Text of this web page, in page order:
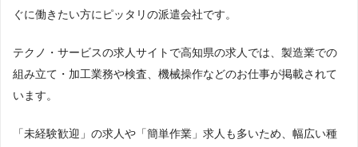
ぐに働きたい方にピッタリの派遣会社です。
テクノ・サービスの求人サイトで高知県の求人では、製造業での
組み立て・加工業務や検査、機械操作などのお仕事が掲載されて
います。
「未経験歓迎」の求人や「簡単作業」求人も多いため、幅広い種